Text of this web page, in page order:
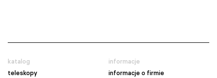
katalog
teleskopy
informacje
informacje o firmie